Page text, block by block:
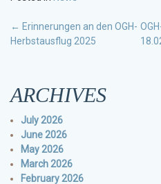
POST
NAVIGATION
← Erinnerungen an den OGH-
Herbstausflug 2025
ARCHIVES
July 2026
June 2026
May 2026
March 2026
February 2026